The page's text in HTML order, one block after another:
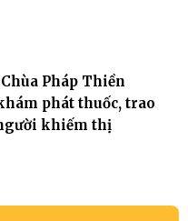
Pháp Thiền
phát thuốc, trao
khiếm thị